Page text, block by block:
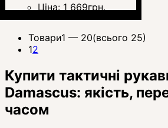
Ціна: 1 669грн.
Товари1 — 20(всього 25)
12
Купити тактичні
Damascus: якість,
часом